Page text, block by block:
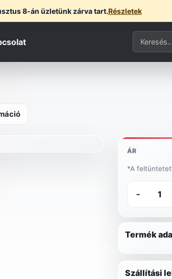
8-án üzletünk zárva tart.Részletek
Termék
ÁR
*A
-
Termék
Szállítási